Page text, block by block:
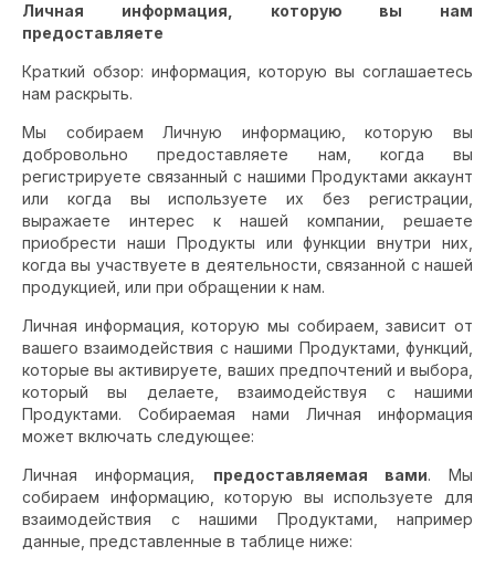
Личная информация, которую вы нам
предоставляете
Краткий обзор: информация, которую вы соглашаетесь
нам раскрыть.
Мы собираем Личную информацию, которую вы
добровольно предоставляете нам, когда вы
регистрируете связанный с нашими Продуктами аккаунт
или когда вы используете их без регистрации,
выражаете интерес к нашей компании, решаете
приобрести наши Продукты или функции внутри них,
когда вы участвуете в деятельности, связанной с нашей
продукцией, или при обращении к нам.
Личная информация, которую мы собираем, зависит от
вашего взаимодействия с нашими Продуктами, функций,
которые вы активируете, ваших предпочтений и выбора,
который вы делаете, взаимодействуя с нашими
Продуктами. Собираемая нами Личная информация
может включать следующее:
Личная информация, предоставляемая вами. Мы
собираем информацию, которую вы используете для
взаимодействия с нашими Продуктами, например
данные, представленные в таблице ниже: